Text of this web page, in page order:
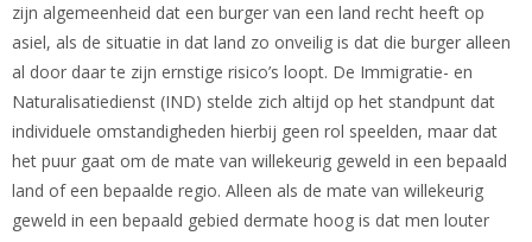
zijn algemeenheid dat een burger van een land recht heeft op
asiel, als de situatie in dat land zo onveilig is dat die burger alleen
al door daar te zijn ernstige risico’s loopt. De Immigratie- en
Naturalisatiedienst (IND) stelde zich altijd op het standpunt dat
individuele omstandigheden hierbij geen rol speelden, maar dat
het puur gaat om de mate van willekeurig geweld in een bepaald
land of een bepaalde regio. Alleen als de mate van willekeurig
geweld in een bepaald gebied dermate hoog is dat men louter